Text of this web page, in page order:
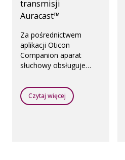
transmisji
Auracast™
Za pośrednictwem
aplikacji Oticon
Companion aparat
słuchowy obsługuje
Auracast, dzięki czemu
dziecko może łączyć się
z dostępnymi emisjami
Czytaj więcej